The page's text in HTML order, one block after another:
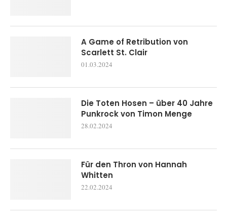
A Game of Retribution von
Scarlett St. Clair
01.03.2024
Die Toten Hosen – über 40 Jahre
Punkrock von Timon Menge
28.02.2024
Für den Thron von Hannah
Whitten
22.02.2024